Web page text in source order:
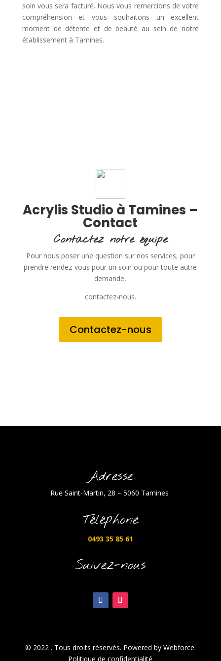
soin vous sera facturé. Nous vous remercions de votre
compréhension et vous souhaitons un excellent
moment de détente et de beauté au sein de notre
établissement à Tamines.
Acrylis Studio à Tamines –
Contact
Contactez notre équipe
Pour nous poser une question sur nos services, pour
prendre rendez-vous pour un soin ou pour toute autre
demande,
contactez-nous.
Contactez-nous
Adresse
Rue Saint-Martin, 28 – 5060 Tamines
Téléphone
0493 35 85 61
Suivez-nous
© 2022 . Tous droits réservés. Powered by Webforce.
Politique de confidentialité